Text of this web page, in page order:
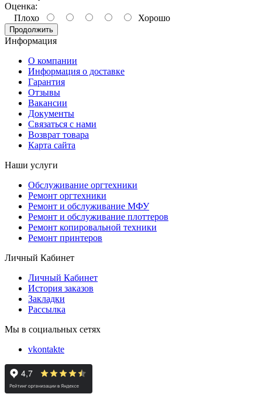
Оценка:
Плохо
Хорошо
Продолжить
Информация
О компании
Информация о доставке
Гарантия
Отзывы
Вакансии
Документы
Связаться с нами
Возврат товара
Карта сайта
Наши услуги
Обслуживание оргтехники
Ремонт оргтехники
Ремонт и обслуживание МФУ
Ремонт и обслуживание плоттеров
Ремонт копировальной техники
Ремонт принтеров
Личный Кабинет
Личный Кабинет
История заказов
Закладки
Рассылка
Мы в социальных сетях
vkontakte